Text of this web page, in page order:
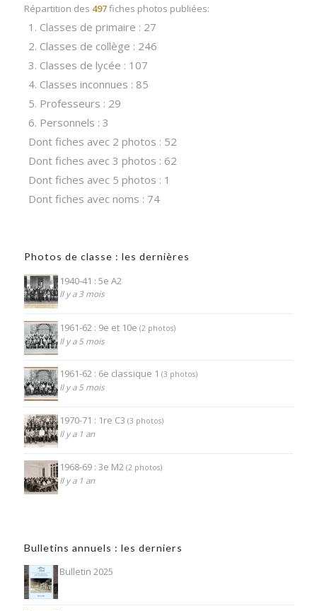
Répartition des 497fiches photos publiées:
1. Classes de primaire : 27
2. Classes de collège : 246
3. Classes de lycée : 107
4. Classes inconnues : 85
5. Professeurs : 29
6. Personnels : 3
Dont fiches avec 2 photos : 52
Dont fiches avec 3 photos : 62
Dont fiches avec 5 photos : 1
Dont fiches avec noms : 74
Photos de classe : les dernières
1940-41 : 5e A2
Il y a 3 mois
1961-62 : 9e et 10e (2 photos)
Il y a 5 mois
1961-62 : 6e classique 1 (3 photos)
Il y a 5 mois
1970-71 : 1re C3 (3 photos)
Il y a 1 an
1968-69 : 3e M2 (2 photos)
Il y a 1 an
Bulletins annuels : les derniers
Bulletin 2025